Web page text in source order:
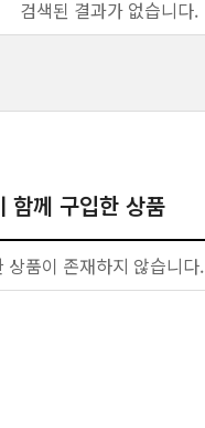
검색된 결과가 없습니다.
함께 구입한 상품
상품이 존재하지 않습니다.